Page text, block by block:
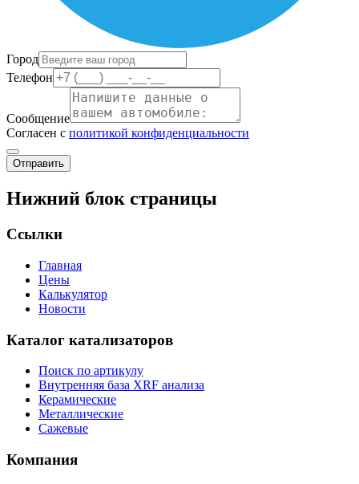
Город
Телефон
Сообщение
Согласен с политикой конфиденциальности
Отправить
Нижний блок страницы
Ссылки
Главная
Цены
Калькулятор
Новости
Каталог катализаторов
Поиск по артикулу
Внутренняя база XRF анализа
Керамические
Металлические
Сажевые
Компания